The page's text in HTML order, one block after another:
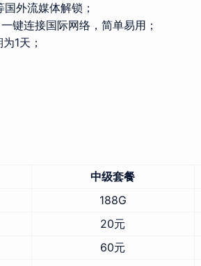
外流媒体解锁；
键连接国际网络，简单易用；
1天；
中级套餐
188G
20元
60元